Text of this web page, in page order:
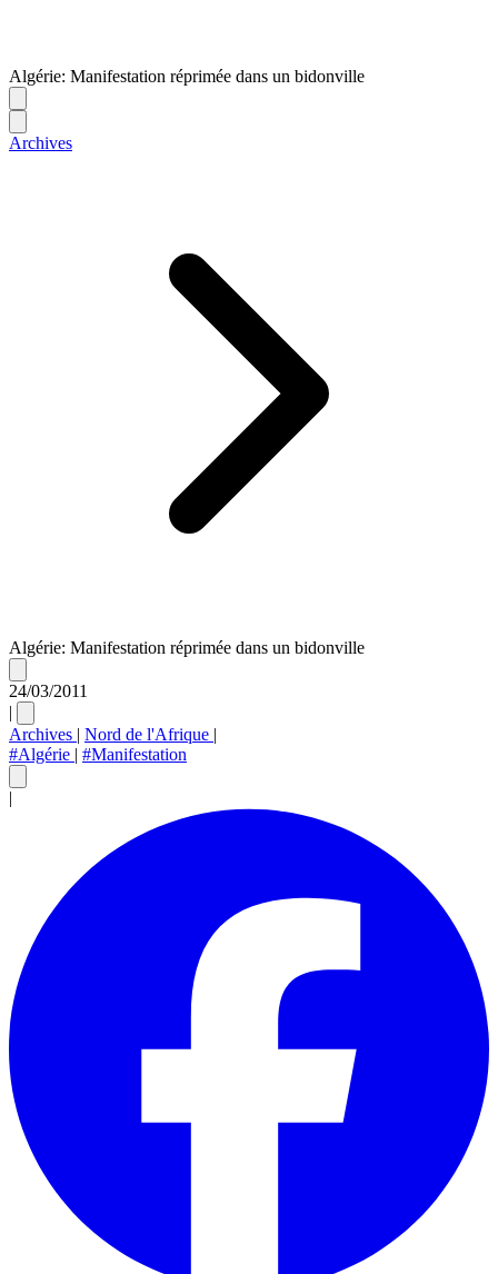
Algérie: Manifestation réprimée dans un bidonville
Archives
Algérie: Manifestation réprimée dans un bidonville
24/03/2011
|
Archives | Nord de l'Afrique |
#Algérie | #Manifestation
|